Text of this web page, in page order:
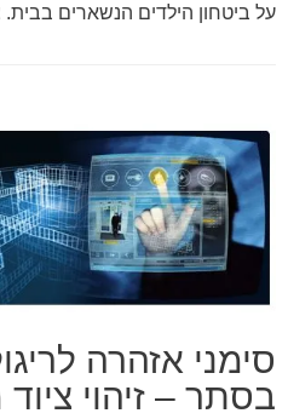
על ביטחון הילדים הנשארים בבית.
סימני אזהרה
בסתר – זיהוי